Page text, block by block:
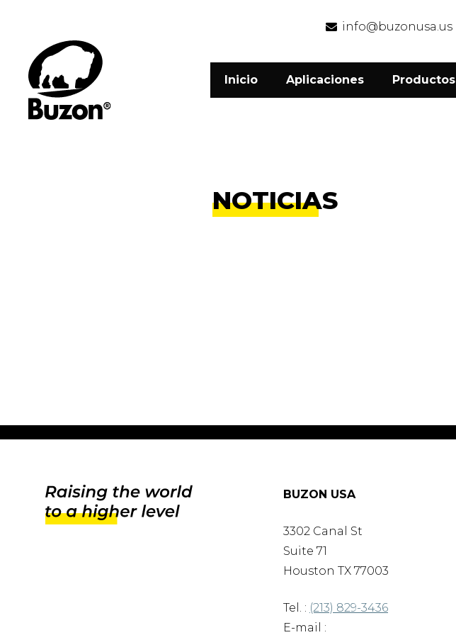
info@buzonusa.us
Inicio Aplicaciones Productos
NOTICIAS
BUZON USA
3302 Canal St
Suite 71
Houston TX 77003
Tel. : (213) 829-3436
E-mail :